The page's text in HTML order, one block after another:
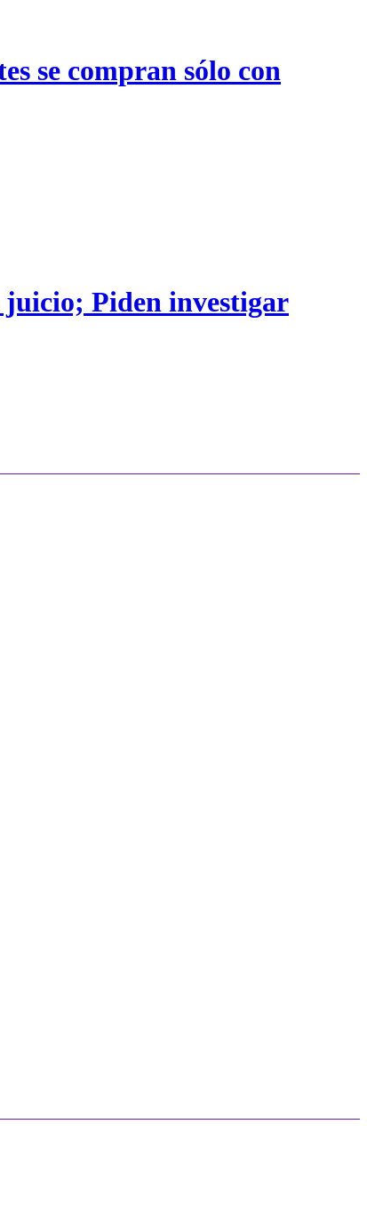
se compran sólo con
juicio; Piden investigar